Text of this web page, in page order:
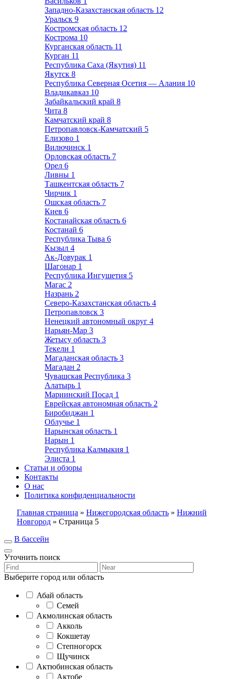
Западно-Казахстанская область 12
Уральск 9
Костромская область 12
Кострома 10
Курганская область 11
Курган 11
Республика Саха (Якутия) 11
Якутск 8
Республика Северная Осетия — Алания 10
Владикавказ 10
Забайкальский край 8
Чита 8
Камчатский край 8
Петропавловск-Камчатский 5
Елизово 1
Вилючинск 1
Орловская область 7
Орел 6
Ливны 1
Ташкентская область 7
Чирчик 1
Ошская область 7
Киев 6
Костанайская область 6
Костанай 6
Республика Тыва 6
Кызыл 4
Ак-Довурак 1
Шагонар 1
Республика Ингушетия 5
Магас 2
Назрань 2
Северо-Казахстанская область 4
Петропавловск 3
Ненецкий автономный округ 4
Нарьян-Мар 3
Жетысу область 3
Текели 1
Магаданская область 3
Магадан 2
Чувашская Республика 3
Алатырь 1
Мариинский Посад 1
Еврейская автономная область 2
Биробиджан 1
Облучье 1
Нарынская область 1
Нарын 1
Республика Калмыкия 1
Элиста 1
Статьи и обзоры
Контакты
О нас
Политика конфиденциальности
Главная страница » Нижегородская область » Нижний
Новгород » Страница 5
В бассейн
Уточнить поиск
Выберите город или область
Абай область
Семей
Акмолинская область
Акколь
Кокшетау
Степногорск
Щучинск
Актюбинская область
Актобе